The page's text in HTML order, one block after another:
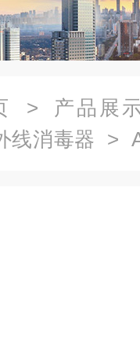
> 产品展
线消毒器 >